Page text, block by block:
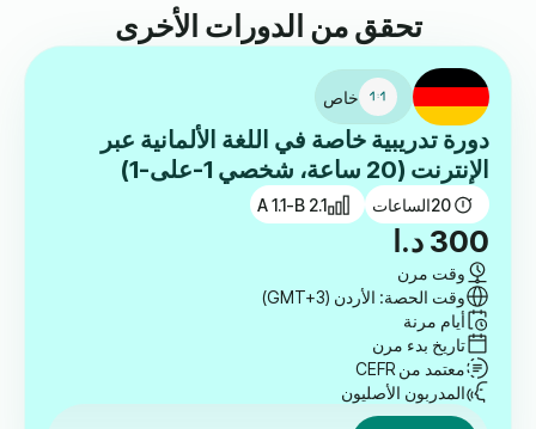
تحقق من الدورات الأخرى
خاص
دورة تدريبية خاصة في اللغة الألمانية عبر
الإنترنت (20 ساعة، شخصي 1-على-1)
20الساعات A 1.1-B 2.1
300 د.ا
وقت مرن
وقت الحصة: الأردن (GMT+3)
أيام مرنة
تاريخ بدء مرن
معتمد من CEFR
المدربون الأصليون